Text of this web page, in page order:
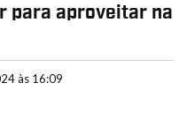
para aproveitar na
às 16:09